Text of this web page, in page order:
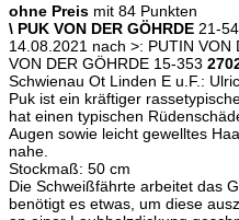
ohne Preis mit 84 Punkten
\ PUK VON DER GÖHRDE 21-
14.08.2021 nach >: PUTIN VON
VON DER GÖHRDE 15-353
Schwienau Ot Linden E u.F.:
Puk ist ein kräftiger
hat einen typischen
Augen sowie leicht gewelltes
nahe.
Stockmaß: 50 cm
Die Schweißfährte arbeitet das
benötigt es etwas, um diese